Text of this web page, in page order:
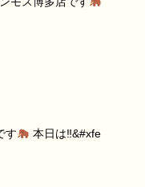
す
本日は‼&#xfe